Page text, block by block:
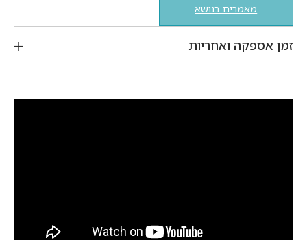
מאמרים בנושא
זמן אספקה ואחריות